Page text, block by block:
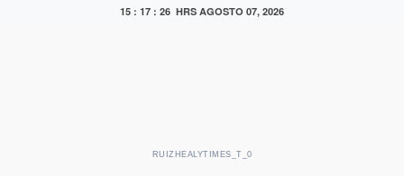
15 : 17 : 26 HRS AGOSTO 07, 2026
RUIZHEALYTIMES_T_0